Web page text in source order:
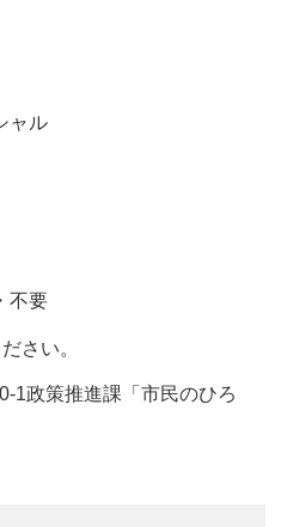
ャル
不要
さい。
1政策推進課「市民のひろ